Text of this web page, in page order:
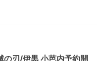
の刃/伊黒 小芭内予約開